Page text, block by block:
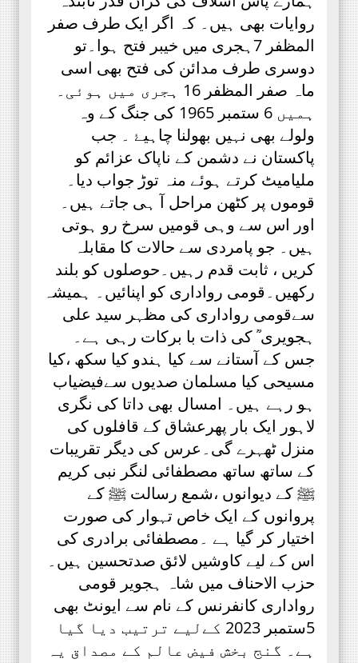
روایات بھی ہیں۔ کہ اگر ایک طرف صفر
المظفر 7ہجری میں خیبر فتح ہوا۔تو
دوسری طرف مدائن کی فتح بھی اسی
ماہ صفر المظفر 16 ہجری میں ہوئی۔
ہمیں 6 ستمبر 1965 کی جنگ کے وہ
ولولے بھی نہیں بھولنا چاہیۓ ۔ جب
پاکستان نے دشمن کے ناپاک عزائم کو
ملیامیٹ کرتے ہوئے منہ توڑ جواب دیا۔
قوموں پر کٹھن مراحل آ ہی جاتے ہیں۔
اور اس سے وہی قومیں سرخ رو ہوتی
ہیں۔ جو پامردی سے حالات کا مقابلہ
کریں ، ثابت قدم رہیں۔حوصلوں کو بلند
رکھیں۔قومی رواداری کو اپنائیں۔ ہمیشہ
سےقومی رواداری کی مظہر سید علی
ہجویری ؒ کی ذات با برکات رہی ہے۔
جس کے آستانے سے کیا ہندو کیا سکھ ،کیا
مسیحی کیا مسلمان صدیوں سےفیضیاب
ہو رہے ہیں۔ امسال بھی داتا کی نگری
لاہور ایک بار پھرعشاق کے قافلوں کی
منزل ٹھہرے گی۔عرس کی دیگر تقریبات
کے ساتھ ساتھ مصطفائی لنگر نبی کریم
ﷺ کے دیوانوں ،شمع رسالت ﷺ کے
پروانوں کے ایک خاص تہوار کی صورت
اختیار کر گیا ہے ۔مصطفائی برادری کی
اس کے لیے کاوشیں لائق صدتحسین ہیں۔
حزب الاحناف میں شاہ ہجویر قومی
رواداری کانفرنس کے نام سے ایونٹ بھی
5ستمبر 2023 کےلیے ترتیب دیا گیا
ہے۔ گنج بخش فیض عالم کے مصداق یہ